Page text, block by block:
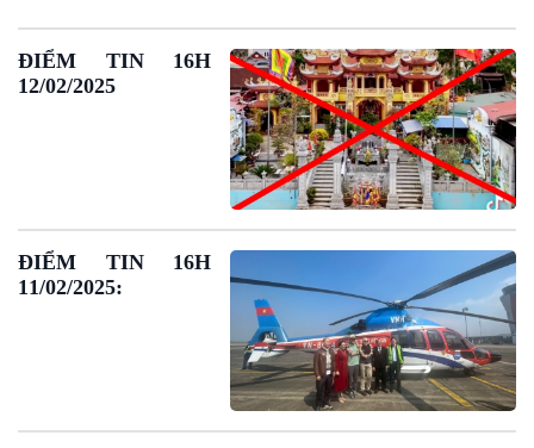
ĐIỂM TIN 16H
12/02/2025
ĐIỂM TIN 16H
11/02/2025: